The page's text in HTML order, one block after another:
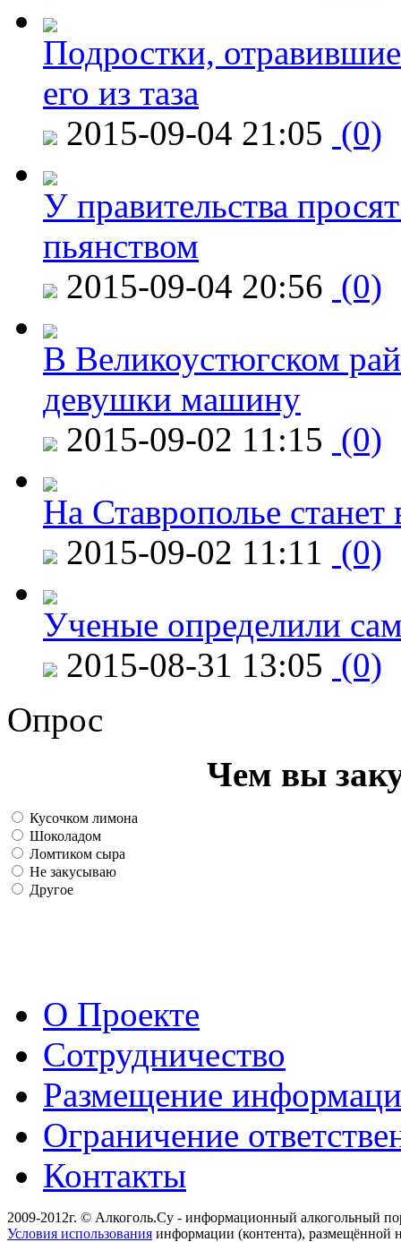
Подростки,
его из таза
2015-09-04 21:05 (0)
У правительства
пьянством
2015-09-04 20:56 (0)
В Великоустюгском
девушки машину
2015-09-02 11:15 (0)
На Ставрополье
2015-09-02 11:11 (0)
Ученые определили
2015-08-31 13:05 (0)
Опрос
Чем вы
Кусочком лимона
Шоколадом
Ломтиком сыра
Не закусываю
Другое
О Проекте
Сотрудничество
Размещение
Ограничение
Контакты
2009-2012г. © Алкоголь.Су - информационный алкогольный
Условия использования информации (контента), размещённой